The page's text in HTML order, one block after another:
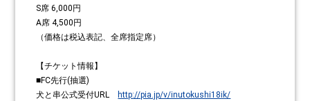
S席 6,000円
A席 4,500円
（価格は税込表記、全席指定席）
【チケット情報】
■FC先行(抽選)
犬と串公式受付URL
http://pia.jp/v/inutokushi18ik/